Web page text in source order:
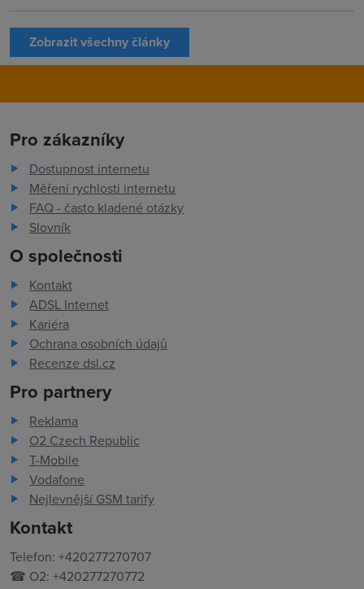
Zobrazit všechny články
Pro zákazníky
Dostupnost internetu
Měření rychlosti internetu
FAQ - často kladené otázky
Slovník
O společnosti
Kontakt
ADSL Internet
Kariéra
Ochrana osobních údajů
Recenze dsl.cz
Pro partnery
Reklama
O2 Czech Republic
T-Mobile
Vodafone
Nejlevnější GSM tarify
Kontakt
Telefon: +420277270707
☎ O2: +420277270772